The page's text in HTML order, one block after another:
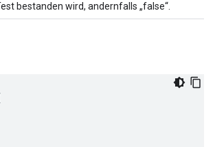
bestanden wird, andernfalls „false“.